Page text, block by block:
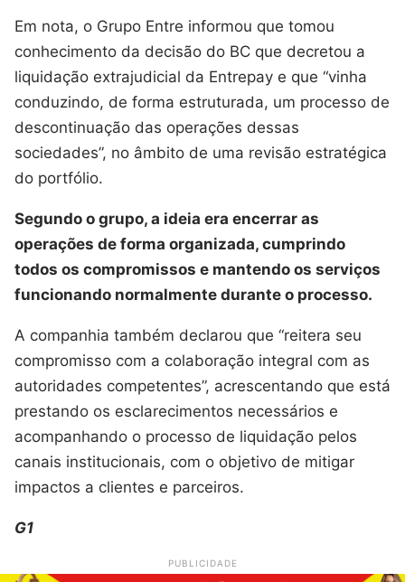
Em nota, o Grupo Entre informou que tomou
conhecimento da decisão do BC que decretou a
liquidação extrajudicial da Entrepay e que “vinha
conduzindo, de forma estruturada, um processo de
descontinuação das operações dessas
sociedades”, no âmbito de uma revisão estratégica
do portfólio.
Segundo o grupo, a ideia era encerrar as
operações de forma organizada, cumprindo
todos os compromissos e mantendo os serviços
funcionando normalmente durante o processo.
A companhia também declarou que “reitera seu
compromisso com a colaboração integral com as
autoridades competentes”, acrescentando que está
prestando os esclarecimentos necessários e
acompanhando o processo de liquidação pelos
canais institucionais, com o objetivo de mitigar
impactos a clientes e parceiros.
G1
PUBLICIDADE